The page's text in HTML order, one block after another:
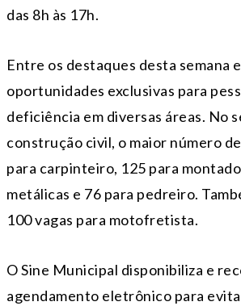
das 8h às 17h.
Entre os destaques desta semana
oportunidades exclusivas para
deficiência em diversas áreas. No
construção civil, o maior número
para carpinteiro, 125 para
metálicas e 76 para pedreiro.
100 vagas para motofretista.
O Sine Municipal disponibiliza e
agendamento eletrônico para